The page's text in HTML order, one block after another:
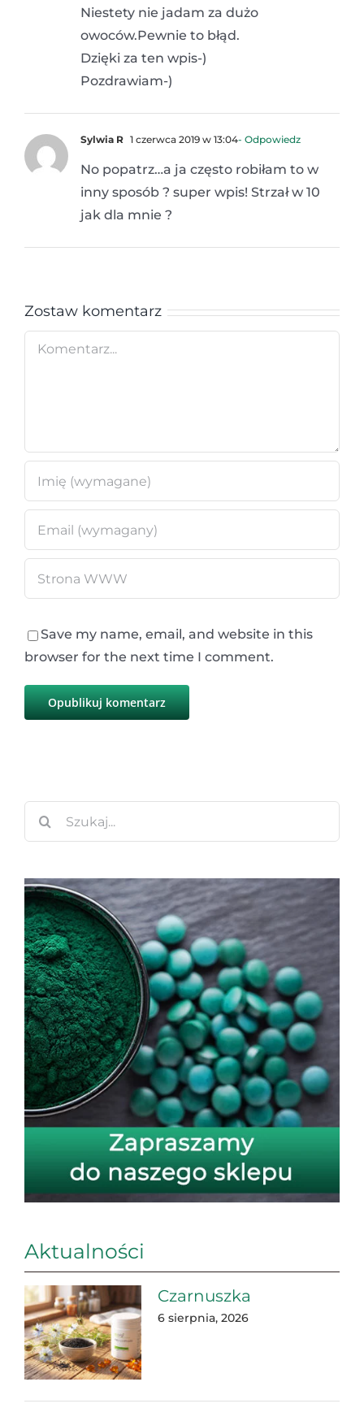
Niestety nie jadam za dużo
owoców.Pewnie to błąd.
Dzięki za ten wpis-)
Pozdrawiam-)
Sylwia R 1 czerwca 2019 w 13:04- Odpowiedz
No popatrz…a ja często robiłam to w
inny sposób ? super wpis! Strzał w 10
jak dla mnie ?
Zostaw komentarz
Comment
Save my name, email, and website in this
browser for the next time I comment.
Aktualności
Czarnuszka
6 sierpnia, 2026